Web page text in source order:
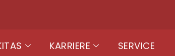
KARRIERE SERVICE